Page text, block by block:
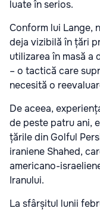
luate în serios.
Conform lui Lange,
deja vizibilă în țări
utilizarea în masă a
– o tactică care
necesită o
De aceea,
de peste patru ani,
țările din Golful
iraniene Shahed,
americano-
Iranului.
La sfârșitul lunii